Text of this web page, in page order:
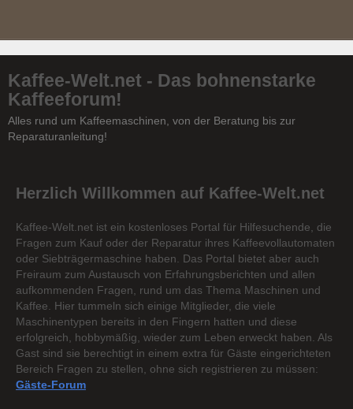
Kaffee-Welt.net - Das bohnenstarke
Kaffeeforum!
Alles rund um Kaffeemaschinen, von der Beratung bis zur
Reparaturanleitung!
Herzlich Willkommen auf Kaffee-Welt.net
Kaffee-Welt.net ist ein kostenloses Portal für Hilfesuchende, die
Fragen zum Kauf oder der Reparatur ihres Kaffeevollautomaten
oder Siebträgermaschine haben. Das Portal bietet aber auch
Freiraum zum Austausch von Erfahrungsberichten und allen
aufkommenden Fragen, rund um das Thema Maschinen und
Kaffee. Hier tummeln sich einige Mitglieder, die viele
Maschinentypen bereits in den Fingern hatten und diese
erfolgreich, hobbymäßig, wieder zum Leben erweckt haben. Als
Gast sind sie berechtigt in einem extra für Gäste eingerichteten
Bereich Fragen zu stellen, ohne sich registrieren zu müssen:
Gäste-Forum